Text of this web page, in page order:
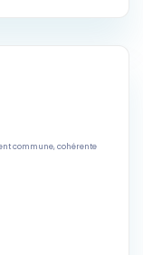
commune, cohérente